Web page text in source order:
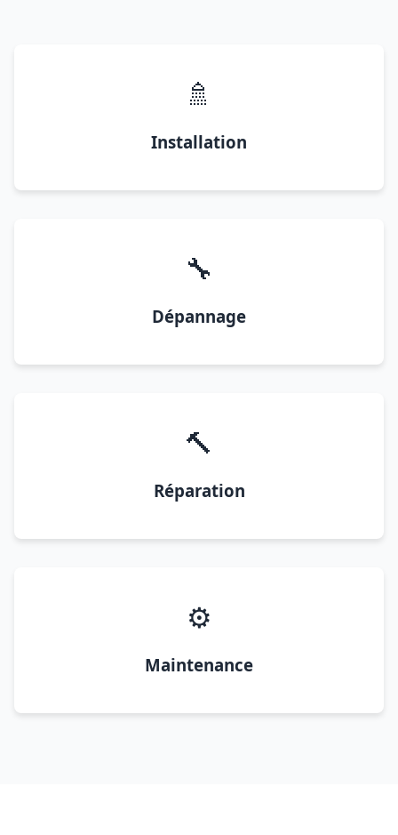
🚿
Installation
🔧
Dépannage
🔨
Réparation
⚙️
Maintenance